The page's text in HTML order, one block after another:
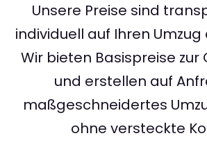
Unsere Preise sind
individuell auf Ihren
Wir bieten Basispreise zur
und erstellen auf
maßgeschneidertes
ohne versteckte